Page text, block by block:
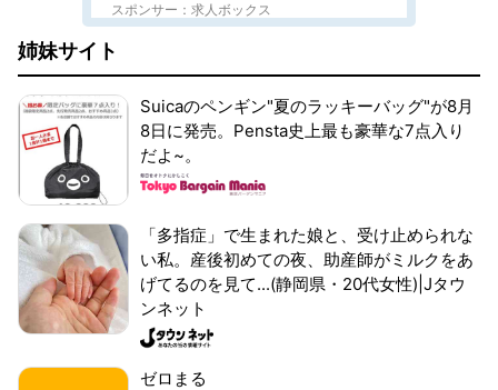
スポンサー：求人ボックス
姉妹サイト
Suicaのペンギン"夏のラッキーバッグ"が8月
8日に発売。Pensta史上最も豪華な7点入り
だよ~。
「多指症」で生まれた娘と、受け止められな
い私。産後初めての夜、助産師がミルクをあ
げてるのを見て...(静岡県・20代女性)|Jタウ
ンネット
ゼロまる